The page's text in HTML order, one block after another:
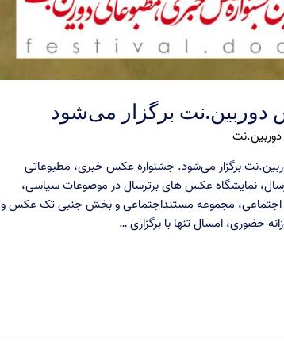
برگزار می‌شود
دوربین.نت
برگزار می‌شود. جشنواره عکس خبری، مطبوعاتی
نمایشگاه عکس های برترسال در موضوعات سیاسی،
اجتماعی، مجموعه مستنداجتماعی و بخش جنبی تک عکس و
حضوری، امسال تنها با برگزاری …